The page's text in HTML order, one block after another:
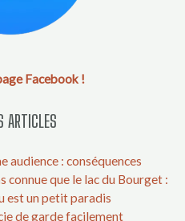
Facebook !
ARTICLES
audience : conséquences
connue que le lac du Bourget :
est un petit paradis
de garde facilement